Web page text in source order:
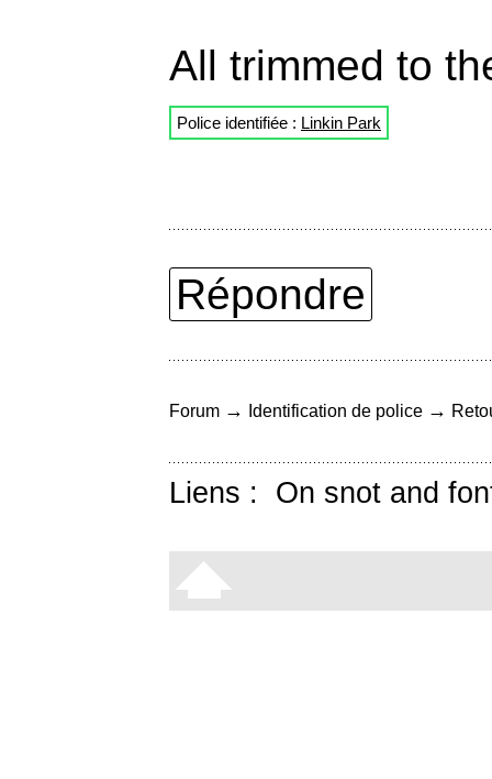
All trimmed to
Police identifiée : Linkin Park
Répondre
Forum → Identification de police →
Liens : On snot and